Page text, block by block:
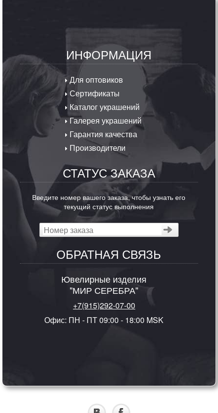
ИНФОРМАЦИЯ
Для оптовиков
Сертификаты
Каталог украшений
Галерея украшений
Гарантия качества
Производители
СТАТУС ЗАКАЗА
Введите номер вашего заказа, чтобы узнать его
текущий статус выполнения
ОБРАТНАЯ СВЯЗЬ
Ювелирные изделия
"МИР СЕРЕБРА"
+7(915)292-07-00
Офис: ПН - ПТ 09:00 - 18:00 MSK